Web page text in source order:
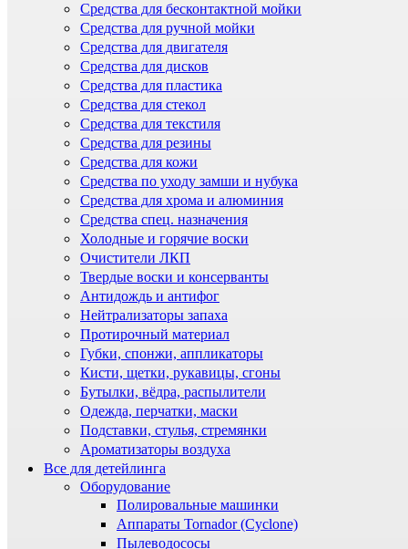
Средства для бесконтактной мойки
Средства для ручной мойки
Средства для двигателя
Средства для дисков
Средства для пластика
Средства для стекол
Средства для текстиля
Средства для резины
Средства для кожи
Средства по уходу замши и нубука
Средства для хрома и алюминия
Средства спец. назначения
Холодные и горячие воски
Очистители ЛКП
Твердые воски и консерванты
Антидождь и антифог
Нейтрализаторы запаха
Протирочный материал
Губки, спонжи, аппликаторы
Кисти, щетки, рукавицы, сгоны
Бутылки, вёдра, распылители
Одежда, перчатки, маски
Подставки, стулья, стремянки
Ароматизаторы воздуха
Все для детейлинга
Оборудование
Полировальные машинки
Аппараты Tornador (Cyclone)
Пылеводососы